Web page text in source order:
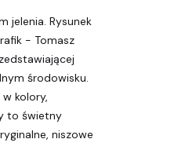
jelenia. Rysunek
- Tomasz
środowisku.
kolory,
to świetny
niszowe